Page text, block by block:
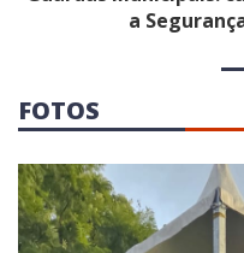
a
FOTOS